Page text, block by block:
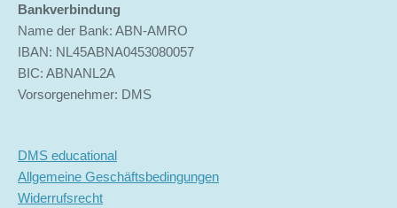
Bankverbindung
Name der Bank: ABN-AMRO
IBAN: NL45ABNA0453080057
BIC: ABNANL2A
Vorsorgenehmer: DMS
DMS educational
Allgemeine Geschäftsbedingungen
Widerrufsrecht